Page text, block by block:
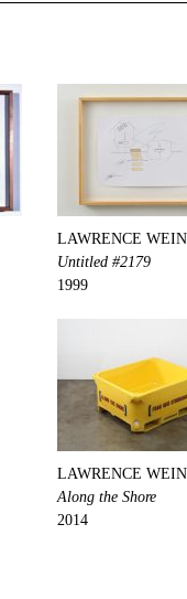
LAWRENCE
Untitled #2179
1999
LAWRENCE
Along the Shore
2014